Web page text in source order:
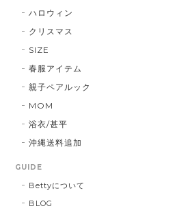
ハロウィン
クリスマス
SIZE
春服アイテム
親子ペアルック
MOM
浴衣/甚平
沖縄送料追加
GUIDE
Bettyについて
BLOG